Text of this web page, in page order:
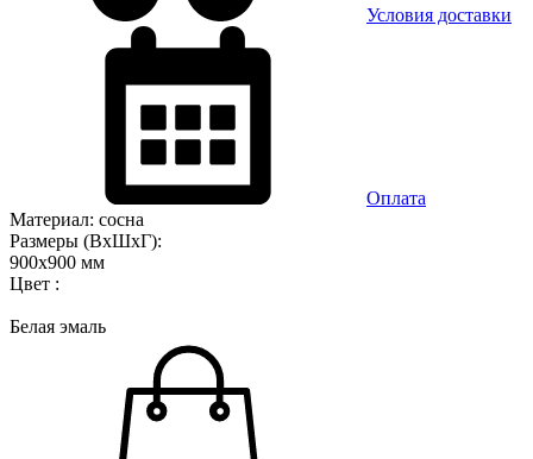
Условия доставки
Оплата
Материал: сосна
Размеры (ВхШхГ):
900x900 мм
Цвет :
Белая эмаль